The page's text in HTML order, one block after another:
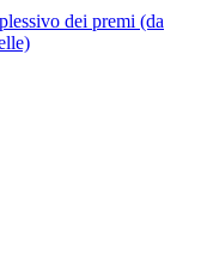
dei premi (da